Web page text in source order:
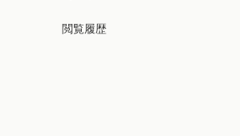
閲覧履歴